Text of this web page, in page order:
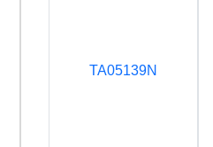
TA05139N